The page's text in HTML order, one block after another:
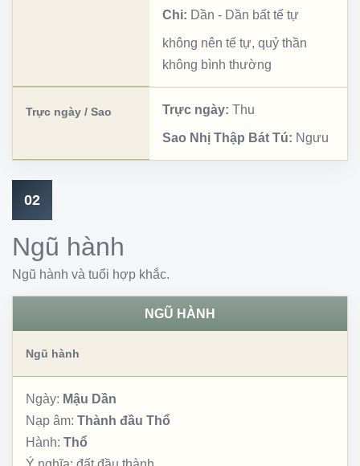
Chi: Dần - Dần bất tế tự
không nên tế tự, quỷ thần
không bình thường
Trực ngày / Sao Trực ngày: Thu
Sao Nhị Thập Bát Tú: Ngưu
02
Ngũ hành
Ngũ hành và tuổi hợp khắc.
NGŨ HÀNH
Ngũ hành
Ngày: Mậu Dần
Nạp âm: Thành đầu Thổ
Hành: Thổ